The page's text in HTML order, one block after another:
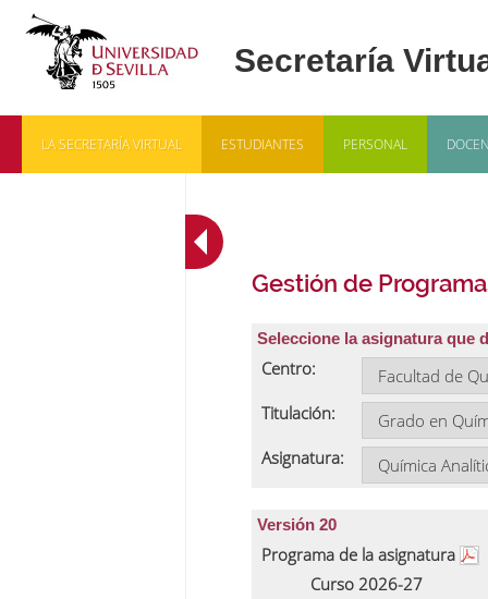
LA SECRETARÍA VIRTUAL ESTUDIANTES PERSONAL
Gestión de
Seleccione la asignatura que
Centro:
Titulación:
Asignatura:
Versión 20
Programa de la asignatura
Curso 2026-27